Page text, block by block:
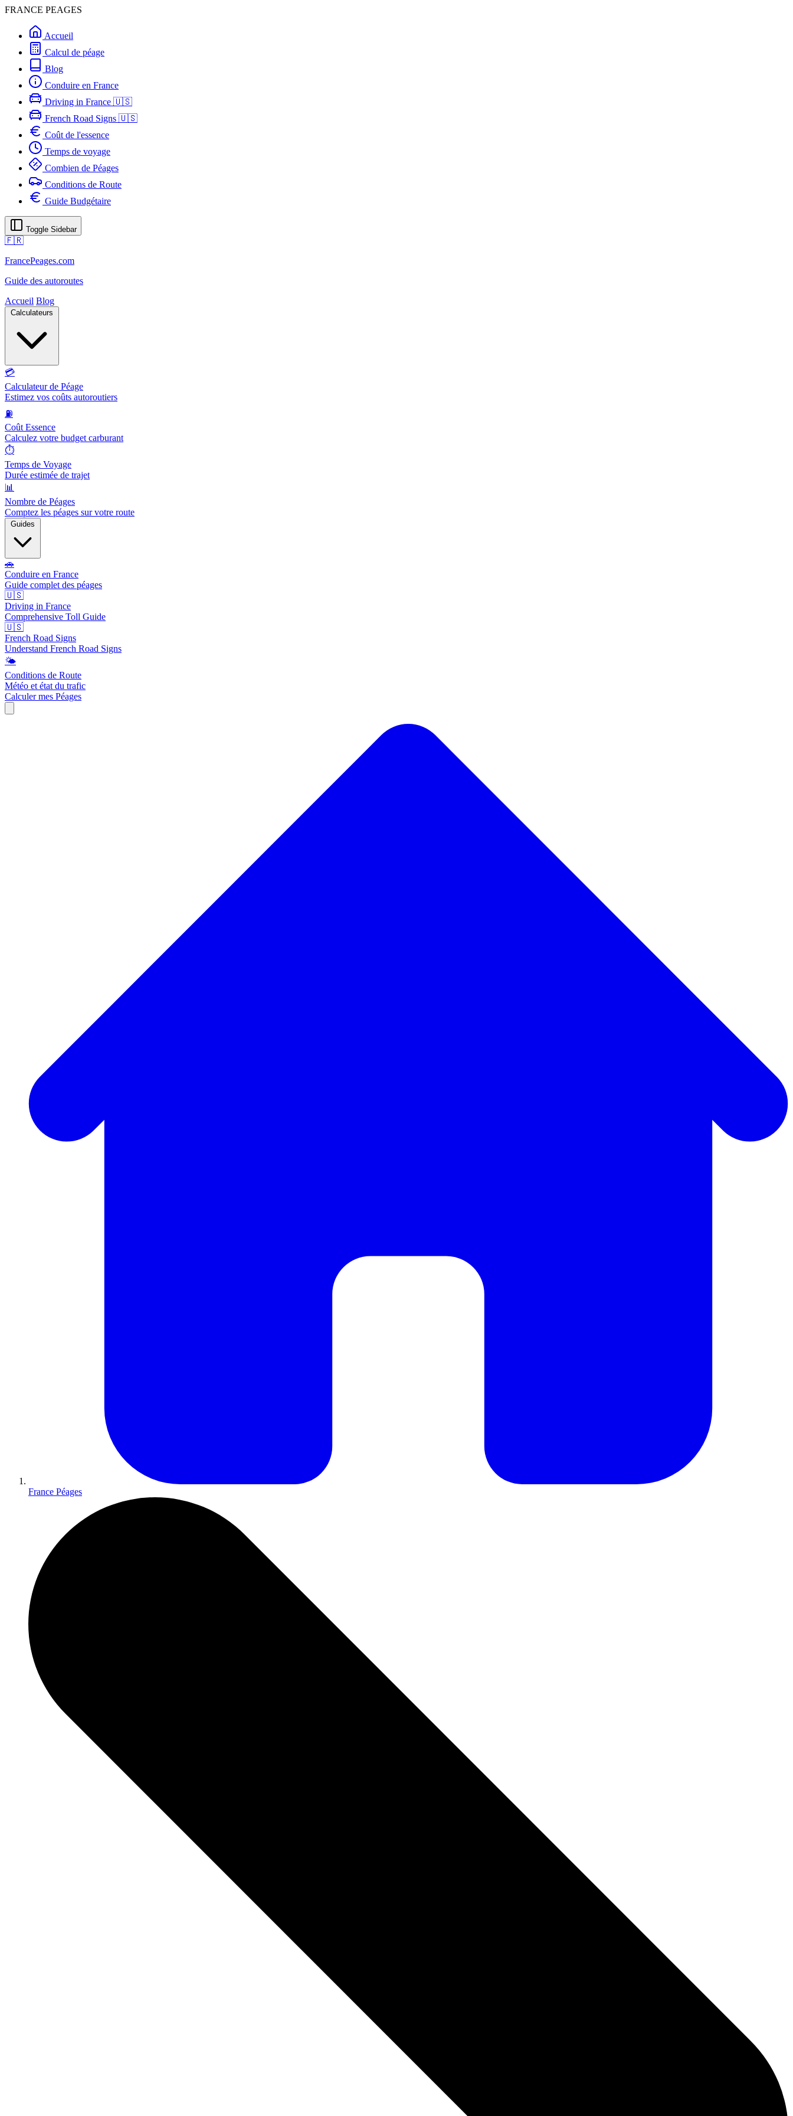
FRANCE PEAGES
Accueil
Calcul de péage
Blog
Conduire en France
Driving in France 🇺🇸
French Road Signs 🇺🇸
Coût de l'essence
Temps de voyage
Combien de Péages
Conditions de Route
Guide Budgétaire
Toggle Sidebar
🇫🇷
FrancePeages.com
Guide des autoroutes
Accueil Blog
Calculateurs
💳
Calculateur de Péage
Estimez vos coûts autoroutiers
⛽
Coût Essence
Calculez votre budget carburant
⏱️
Temps de Voyage
Durée estimée de trajet
📊
Nombre de Péages
Comptez les péages sur votre route
Guides
🚗
Conduire en France
Guide complet des péages
🇺🇸
Driving in France
Comprehensive Toll Guide
🇺🇸
French Road Signs
Understand French Road Signs
🌤️
Conditions de Route
Météo et état du trafic
Calculer mes Péages
France Péages